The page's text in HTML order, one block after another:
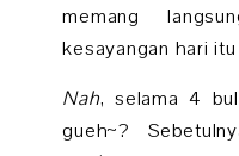
memang
kesayangan hari
Nah, selama 4
gueh~?